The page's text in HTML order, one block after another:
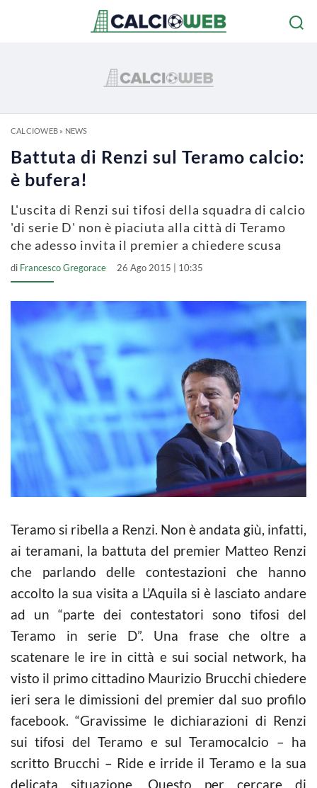
CALCIOWEB» NEWS
Battuta di Renzi sul Teramo calcio:
è bufera!
L'uscita di Renzi sui tifosi della squadra di calcio
'di serie D' non è piaciuta alla città di Teramo
che adesso invita il premier a chiedere scusa
di Francesco Gregorace 26 Ago 2015 | 10:35
Teramo si ribella a Renzi. Non è andata giù, infatti,
ai teramani, la battuta del premier Matteo Renzi
che parlando delle contestazioni che hanno
accolto la sua visita a L’Aquila si è lasciato andare
ad un “parte dei contestatori sono tifosi del
Teramo in serie D”. Una frase che oltre a
scatenare le ire in città e sui social network, ha
visto il primo cittadino Maurizio Brucchi chiedere
ieri sera le dimissioni del premier dal suo profilo
facebook. “Gravissime le dichiarazioni di Renzi
sui tifosi del Teramo e sul Teramocalcio – ha
scritto Brucchi – Ride e irride il Teramo e la sua
delicata situazione. Questo per cercare di